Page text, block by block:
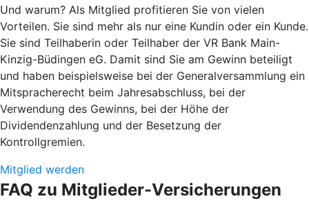
Und warum? Als Mitglied profitieren Sie von vielen
Vorteilen. Sie sind mehr als nur eine Kundin oder ein Kunde.
Sie sind Teilhaberin oder Teilhaber der VR Bank Main-
Kinzig-Büdingen eG. Damit sind Sie am Gewinn beteiligt
und haben beispielsweise bei der Generalversammlung ein
Mitspracherecht beim Jahresabschluss, bei der
Verwendung des Gewinns, bei der Höhe der
Dividendenzahlung und der Besetzung der
Kontrollgremien.
Mitglied werden
FAQ zu Mitglieder-Versicherungen